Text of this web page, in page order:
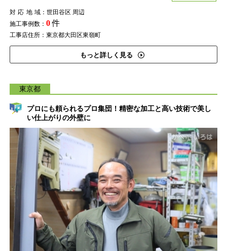
対応地域：世田谷区 周辺
施工事例数： 0件
工事店住所：東京都大田区東嶺町
もっと詳しく見る
東京都
プロにも頼られるプロ集団！精密な加工と高い技術で美し
い仕上がりの外壁に